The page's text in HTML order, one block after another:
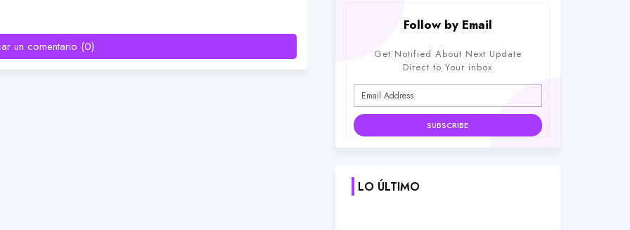
un comentario (0)
Follow by Email
Get Notified About Next Update
Direct to Your inbox
LO ÚLTIMO